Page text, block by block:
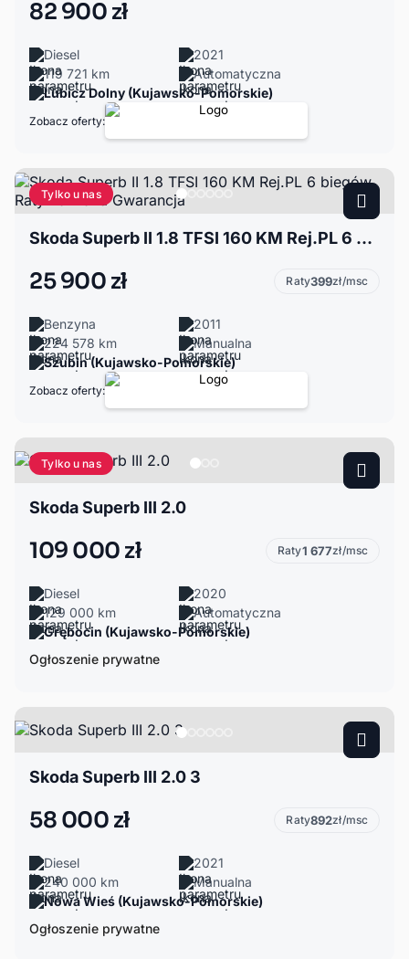
82 900 zł
Diesel
2021
119 721 km
Automatyczna
Lubicz Dolny (Kujawsko-Pomorskie)
Zobacz oferty:
Tylko u nas
Skoda Superb II 1.8 TFSI 160 KM Rej.PL 6 biegów Raty Zamiana Gwarancja
25 900 zł Raty399zł/msc
Benzyna
2011
224 578 km
Manualna
Szubin (Kujawsko-Pomorskie)
Zobacz oferty:
Tylko u nas
Skoda Superb III 2.0
109 000 zł Raty1 677zł/msc
Diesel
2020
129 000 km
Automatyczna
Grębocin (Kujawsko-Pomorskie)
Ogłoszenie prywatne
Skoda Superb III 2.0 3
58 000 zł Raty892zł/msc
Diesel
2021
240 000 km
Manualna
Nowa Wieś (Kujawsko-Pomorskie)
Ogłoszenie prywatne